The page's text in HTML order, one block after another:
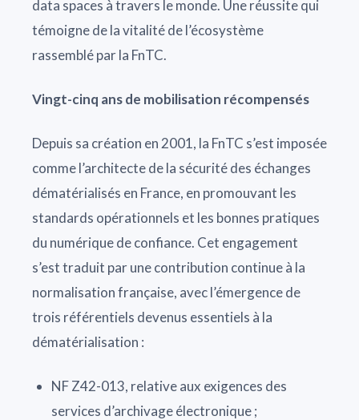
data spaces à travers le monde. Une réussite qui
témoigne de la vitalité de l’écosystème
rassemblé par la FnTC.
Vingt-cinq ans de mobilisation récompensés
Depuis sa création en 2001, la FnTC s’est imposée
comme l’architecte de la sécurité des échanges
dématérialisés en France, en promouvant les
standards opérationnels et les bonnes pratiques
du numérique de confiance. Cet engagement
s’est traduit par une contribution continue à la
normalisation française, avec l’émergence de
trois référentiels devenus essentiels à la
dématérialisation :
NF Z42-013, relative aux exigences des
services d’archivage électronique ;